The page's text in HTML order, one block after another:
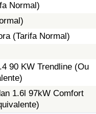
Normal)
(Tarifa Normal)
90 KW Trendline (Ou
1.6l 97kW Comfort